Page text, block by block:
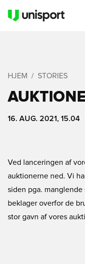
HJEM STORIES
16. AUG. 2021, 15.04
Ved lanceringen af
auktionerne ned. Vi
siden pga.
beklager overfor de
stor gavn af vores